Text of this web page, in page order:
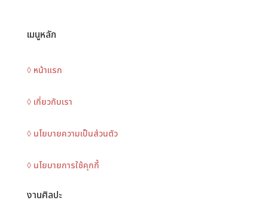
เมนูหลัก
◊ หน้าแรก
◊ เกี่ยวกับเรา
◊ นโยบายความเป็นส่วนตัว
◊ นโยบายการใช้คุกกี้
งานศิลปะ